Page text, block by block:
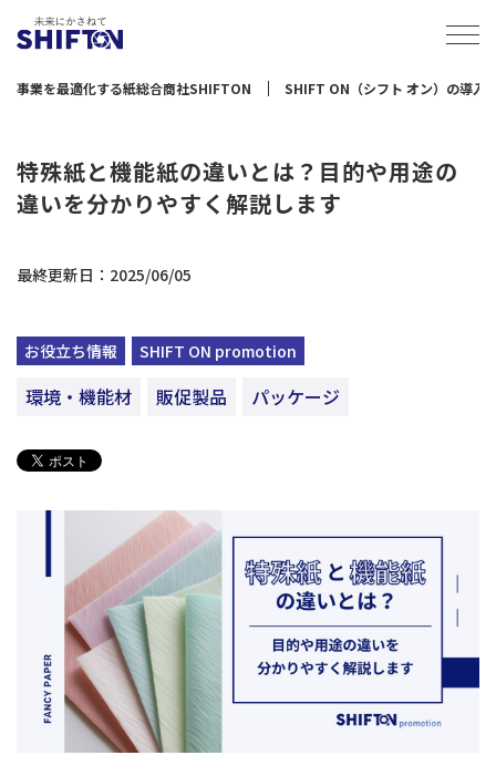
事業を最適化する紙総合商社SHIFTON SHIFT ON（シフト オン）の導入
特殊紙と機能紙の違いとは？目的や用途の
違いを分かりやすく解説します
最終更新日：2025/06/05
お役立ち情報 SHIFT ON promotion
環境・機能材 販促製品 パッケージ